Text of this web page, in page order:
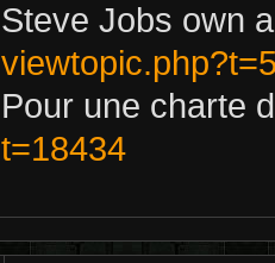
Steve Jobs own
Pour une charte
t=18434